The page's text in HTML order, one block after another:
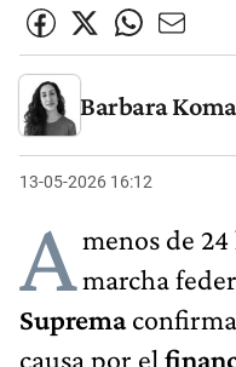
Barbara
13-05-2026 16:12
Amenos de
marcha
Suprema
causa por el